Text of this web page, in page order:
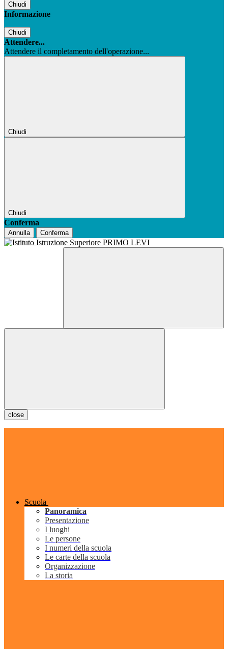
Chiudi
Informazione
Chiudi
Attendere...
Attendere il completamento dell'operazione...
Chiudi
Chiudi
Conferma
Annulla Conferma
close
Scuola
Panoramica
Presentazione
I luoghi
Le persone
I numeri della scuola
Le carte della scuola
Organizzazione
La storia